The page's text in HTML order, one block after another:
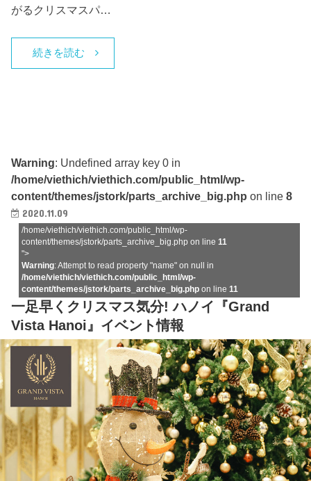
がるクリスマスパ…
続きを読む
Warning: Undefined array key 0 in
/home/viethich/viethich.com/public_html/wp-
content/themes/jstork/parts_archive_big.php on line8
2020.11.09
/home/viethich/viethich.com/public_html/wp-
content/themes/jstork/parts_archive_big.php on line11
">
Warning: Attempt to read property "name" on null in
/home/viethich/viethich.com/public_html/wp-
content/themes/jstork/parts_archive_big.php on line11
一足早くクリスマス気分! ハノイ『Grand
Vista Hanoi』イベント情報